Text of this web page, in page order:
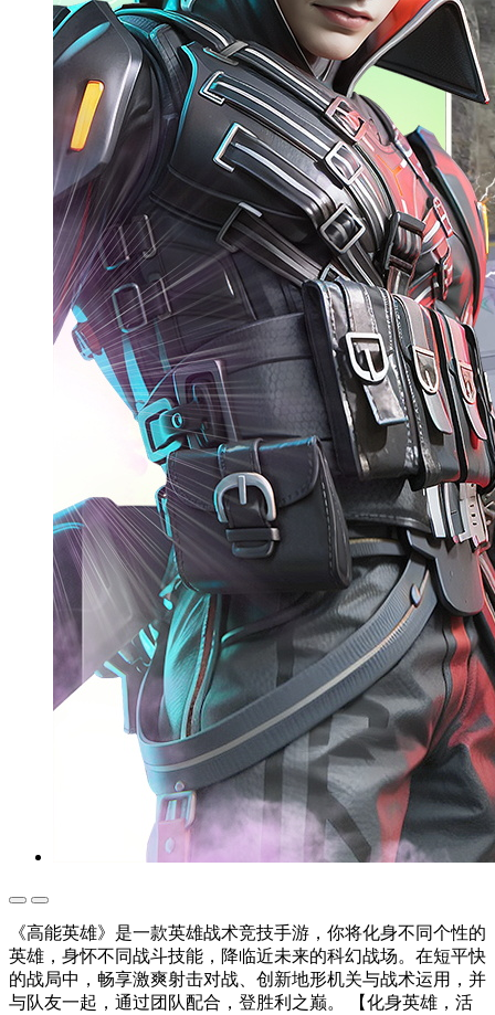
《高能英雄》是一款英雄战术竞技手游，你将化身不同个性的
英雄，身怀不同战斗技能，降临近未来的科幻战场。在短平快
的战局中，畅享激爽射击对战、创新地形机关与战术运用，并
与队友一起，通过团队配合，登胜利之巅。 【化身英雄，活